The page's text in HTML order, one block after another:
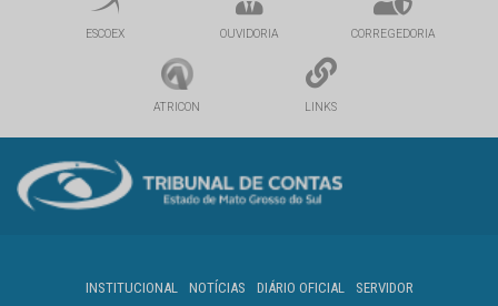
ESCOEX OUVIDORIA CORREGEDORIA
ATRICON LINKS
INSTITUCIONAL NOTÍCIAS DIÁRIO OFICIAL
SERVIDOR